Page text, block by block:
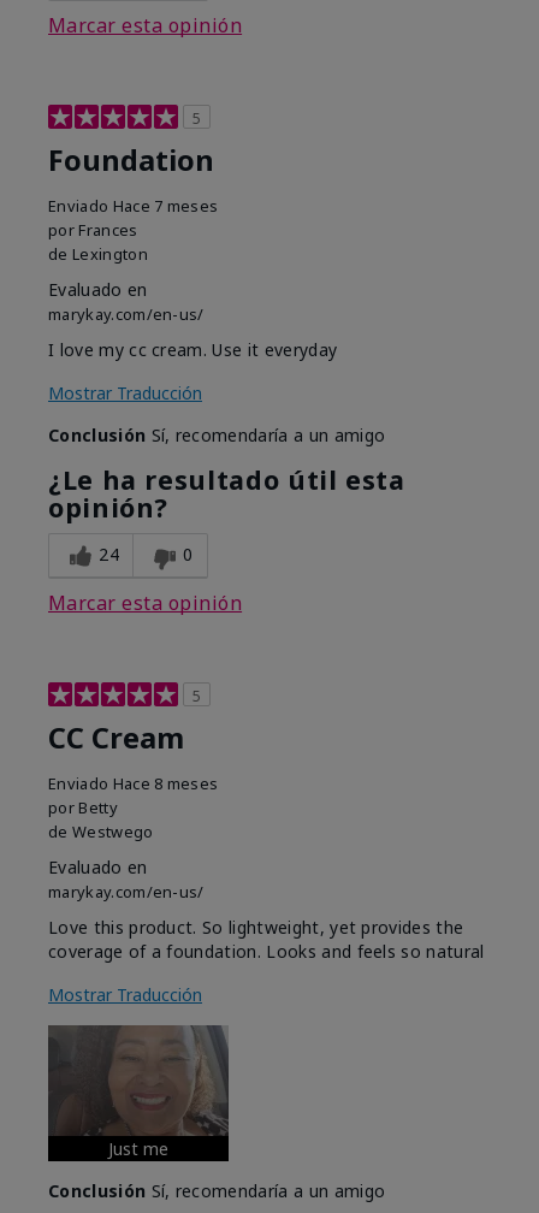
Marcar esta opinión
5
Foundation
Enviado Hace 7 meses
por Frances
de Lexington
Evaluado en
marykay.com/en-us/
I love my cc cream. Use it everyday
Mostrar Traducción
Conclusión Sí, recomendaría a un amigo
¿Le ha resultado útil esta
opinión?
24 0
Marcar esta opinión
5
CC Cream
Enviado Hace 8 meses
por Betty
de Westwego
Evaluado en
marykay.com/en-us/
Love this product. So lightweight, yet provides the
coverage of a foundation. Looks and feels so natural
Mostrar Traducción
Just me
Conclusión Sí, recomendaría a un amigo